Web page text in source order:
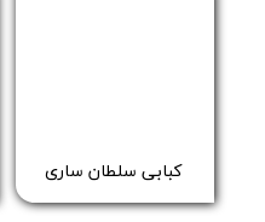
​کبابی سلطان ساری